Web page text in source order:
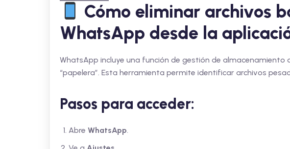
Cómo eliminar archivos
WhatsApp desde la
WhatsApp incluye una función de gestión de almacenamiento
“papelera”. Esta herramienta permite identificar archivos
Pasos para acceder:
Abre WhatsApp.